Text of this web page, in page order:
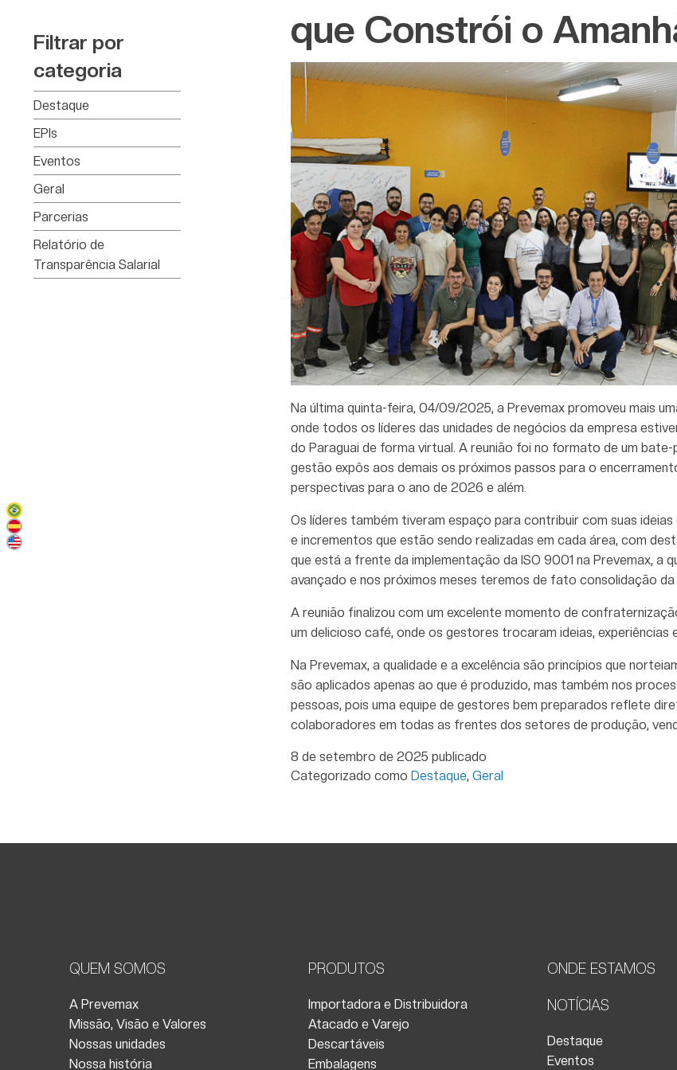
Filtrar por
categoria
Destaque
EPIs
Eventos
Geral
Parcerias
Relatório de
Transparência Salarial
que Constrói o
Na última quinta-feira, 04/09/2025, a Prevemax promoveu mais
onde todos os líderes das unidades de negócios da empresa
do Paraguai de forma virtual. A reunião foi no formato de um
gestão expôs aos demais os próximos passos para o
perspectivas para o ano de 2026 e além.
Os líderes também tiveram espaço para contribuir com suas
e incrementos que estão sendo realizadas em cada área, com
que está a frente da implementação da ISO 9001 na Prevemax, a
avançado e nos próximos meses teremos de fato consolidação
A reunião finalizou com um excelente momento de
um delicioso café, onde os gestores trocaram ideias, experiências
Na Prevemax, a qualidade e a excelência são princípios que
são aplicados apenas ao que é produzido, mas também nos
pessoas, pois uma equipe de gestores bem preparados reflete
colaboradores em todas as frentes dos setores de produção,
8 de setembro de 2025 publicado
Categorizado como Destaque, Geral
QUEM SOMOS
A Prevemax
Missão, Visão e Valores
Nossas unidades
Nossa história
PRODUTOS
Importadora e Distribuidora
Atacado e Varejo
Descartáveis
Embalagens
ONDE ESTAMOS
NOTÍCIAS
Destaque
Eventos